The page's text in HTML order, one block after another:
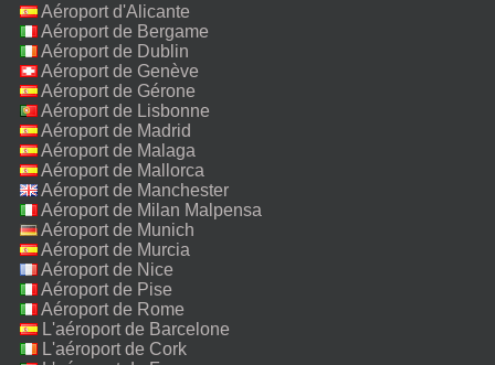
Aéroport d'Alicante
Aéroport de Bergame
Aéroport de Dublin
Aéroport de Genève
Aéroport de Gérone
Aéroport de Lisbonne
Aéroport de Madrid
Aéroport de Malaga
Aéroport de Mallorca
Aéroport de Manchester
Aéroport de Milan Malpensa
Aéroport de Munich
Aéroport de Murcia
Aéroport de Nice
Aéroport de Pise
Aéroport de Rome
Fiumicino
L'aéroport de Barcelone
L'aéroport de Cork